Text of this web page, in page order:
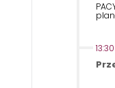
13:30